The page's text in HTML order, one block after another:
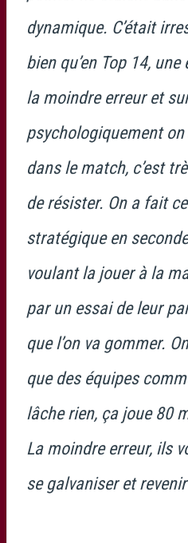
dynamique. C’était
bien qu’en Top 14,
la moindre erreur et
psychologiquement
dans le match, c’est
de résister. On a fait
stratégique en
voulant la jouer à la
par un essai de leur
que l’on va gommer.
que des équipes
lâche rien, ça joue 80
La moindre erreur, ils
se galvaniser et